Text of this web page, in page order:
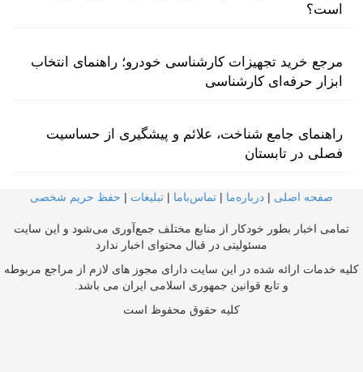
است؟
مرجع خرید تجهیزات کارشناسی خودرو؛ راهنمای انتخاب
ابزار حرفه‌ای کارشناسی
راهنمای جامع شناخت، علائم و پیشگیری از حساسیت
فصلی در تابستان
صفحه اصلی | درباره‌ما | تماس‌با‌ما | تبلیغات | حفظ حریم شخصی
تمامی اخبار بطور خودکار از منابع مختلف جمع‌آوری می‌شود و این سایت
مسئولیتی در قبال محتوای اخبار ندارد
کلیه خدمات ارائه شده در این سایت دارای مجوز های لازم از مراجع مربوطه
و تابع قوانین جمهوری اسلامی ایران می باشد.
کلیه حقوق محفوظ است